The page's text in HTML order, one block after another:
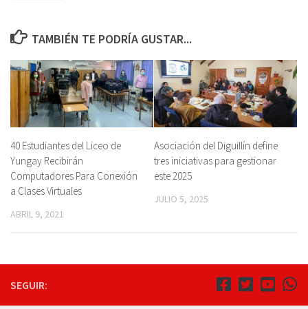
TAMBIÉN TE PODRÍA GUSTAR...
40 Estudiantes del Liceo de
Yungay Recibirán
Computadores Para Conexión
a Clases Virtuales
ABRIL 9, 2021
Asociación del Diguillín define
tres iniciativas para gestionar
este 2025
JULIO 5, 2025
SEGUIR: